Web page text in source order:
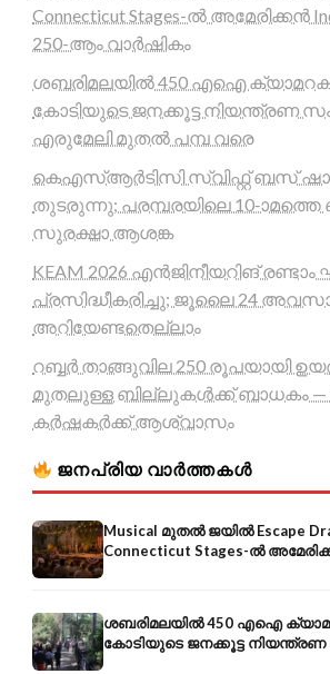
Connecticut Stages-ൽ അമേരിക്കൻ
250-ആം വാർഷികം
ശബരിമലയിൽ 450 എഐ
കോടിയുടെ ജനക്കൂട്ട നിയന്ത്രണ
എരുമേലി മുതൽ പമ്പ വരെ
കെഎസ്ആർടിസി സ്വിഫ്റ്റ് ബസ്
തുടരുന്നു; പരമ്പരയിലെ 10-ാമത്തെ
സുരക്ഷാ ആശങ്ക
KEAM 2026 എൻജിനീയറിങ് രണ്ടാം
പ്രസിദ്ധീകരിച്ചു; ജൂലൈ 24
അറിയേണ്ടതെല്ലാം
റബ്ബർ താങ്ങുവില 250 രൂപയായി
മുതലുള്ള ബില്ലുകൾക്ക് ബാധകം —
കർഷകർക്ക് ആശ്വാസം
ജനപ്രിയ വാർത്തകൾ
Musical മുതൽ ജയിൽ Escape
Connecticut Stages-ൽ
ന്റെ 250-ആം വാർഷികം
ശബരിമലയിൽ 450 എഐ
കോടിയുടെ ജനക്കൂട്ട നിയന്ത്രണ
എരുമേലി മുതൽ പമ്പ വരെ